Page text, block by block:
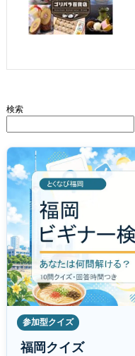
検索
参加型クイズ
福岡クイズ